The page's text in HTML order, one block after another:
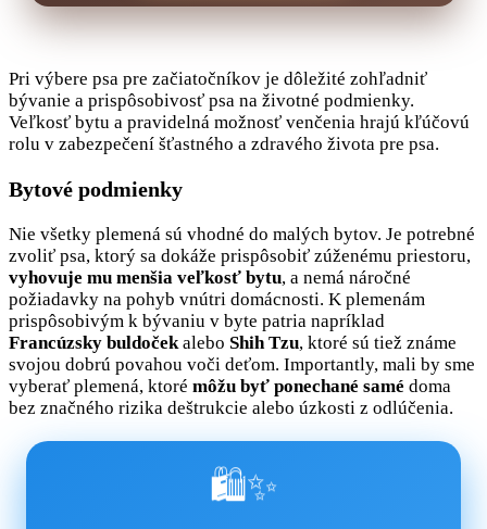
Pri výbere psa pre začiatočníkov je dôležité zohľadniť
bývanie a prispôsobivosť psa na životné podmienky.
Veľkosť bytu a pravidelná možnosť venčenia hrajú kľúčovú
rolu v zabezpečení šťastného a zdravého života pre psa.
Bytové podmienky
Nie všetky plemená sú vhodné do malých bytov. Je potrebné
zvoliť psa, ktorý sa dokáže prispôsobiť zúženému priestoru,
vyhovuje mu menšia veľkosť bytu, a nemá náročné
požiadavky na pohyb vnútri domácnosti. K plemenám
prispôsobivým k bývaniu v byte patria napríklad
Francúzsky buldočekalebo Shih Tzu, ktoré sú tiež známe
svojou dobrú povahou voči deťom. Importantly, mali by sme
vyberať plemená, ktoré môžu byť ponechané samé doma
bez značného rizika deštrukcie alebo úzkosti z odlúčenia.
🛍️✨